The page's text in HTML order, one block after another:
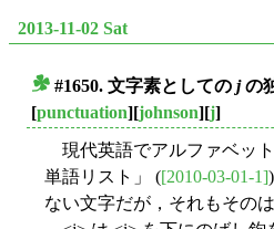
2013-11-02 Sat
#1650. 文字素としての jの
[punctuation][johnson][j]
現代英語でアルファベッ
単語リスト」 ([2010-03-01-1]
ない文字だが，それもその